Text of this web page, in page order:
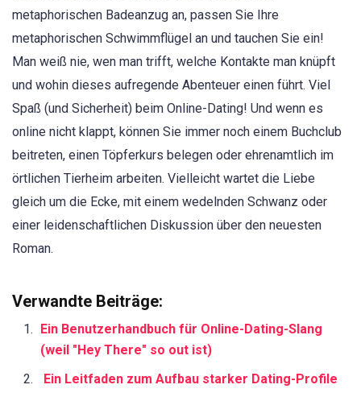
metaphorischen Badeanzug an, passen Sie Ihre
metaphorischen Schwimmflügel an und tauchen Sie ein!
Man weiß nie, wen man trifft, welche Kontakte man knüpft
und wohin dieses aufregende Abenteuer einen führt. Viel
Spaß (und Sicherheit) beim Online-Dating! Und wenn es
online nicht klappt, können Sie immer noch einem Buchclub
beitreten, einen Töpferkurs belegen oder ehrenamtlich im
örtlichen Tierheim arbeiten. Vielleicht wartet die Liebe
gleich um die Ecke, mit einem wedelnden Schwanz oder
einer leidenschaftlichen Diskussion über den neuesten
Roman.
Verwandte Beiträge:
Ein Benutzerhandbuch für Online-Dating-Slang
(weil "Hey There" so out ist)
Ein Leitfaden zum Aufbau starker Dating-Profile